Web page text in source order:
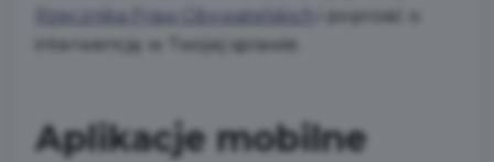
Rzecznika Praw Obywatelskich
interwencję w Twojej sprawie.
Aplikacje mobilne